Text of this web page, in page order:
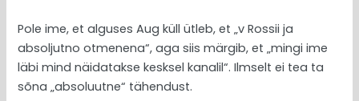
Pole ime, et alguses Aug küll ütleb, et „v Rossii ja
absoljutno otmenena“, aga siis märgib, et „mingi ime
läbi mind näidatakse kesksel kanalil“. Ilmselt ei tea ta
sõna „absoluutne“ tähendust.